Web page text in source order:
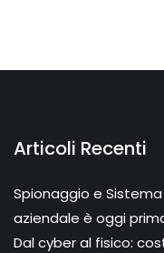
Articoli Recenti
Spionaggio e
aziendale è oggi
Dal cyber al fisico: